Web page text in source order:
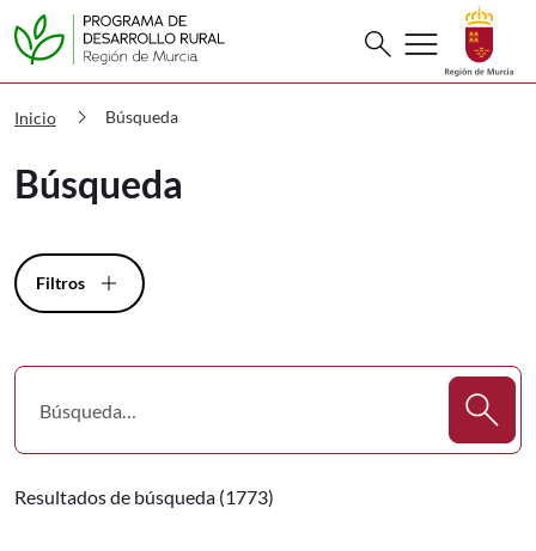
PDR Búsqueda Buscar
search menu
Inicio chevron_right Búsqueda
Búsqueda
Filtros
Resultados de búsqueda (1773)